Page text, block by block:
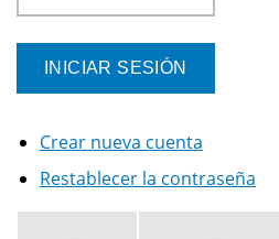
Crear nueva cuenta
Restablecer la contraseña